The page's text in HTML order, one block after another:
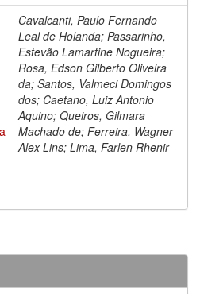
Cavalcanti, Paulo Fernando
Leal de Holanda; Passarinho,
Estevão Lamartine Nogueira;
Rosa, Edson Gilberto Oliveira
da; Santos, Valmeci Domingos
dos; Caetano, Luiz Antonio
Aquino; Queiros, Gilmara
Machado de; Ferreira, Wagner
Alex Lins; Lima, Farlen Rhenir